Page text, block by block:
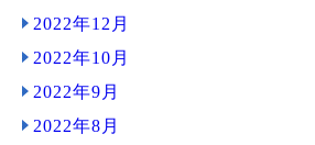
2022年12月
2022年10月
2022年9月
2022年8月